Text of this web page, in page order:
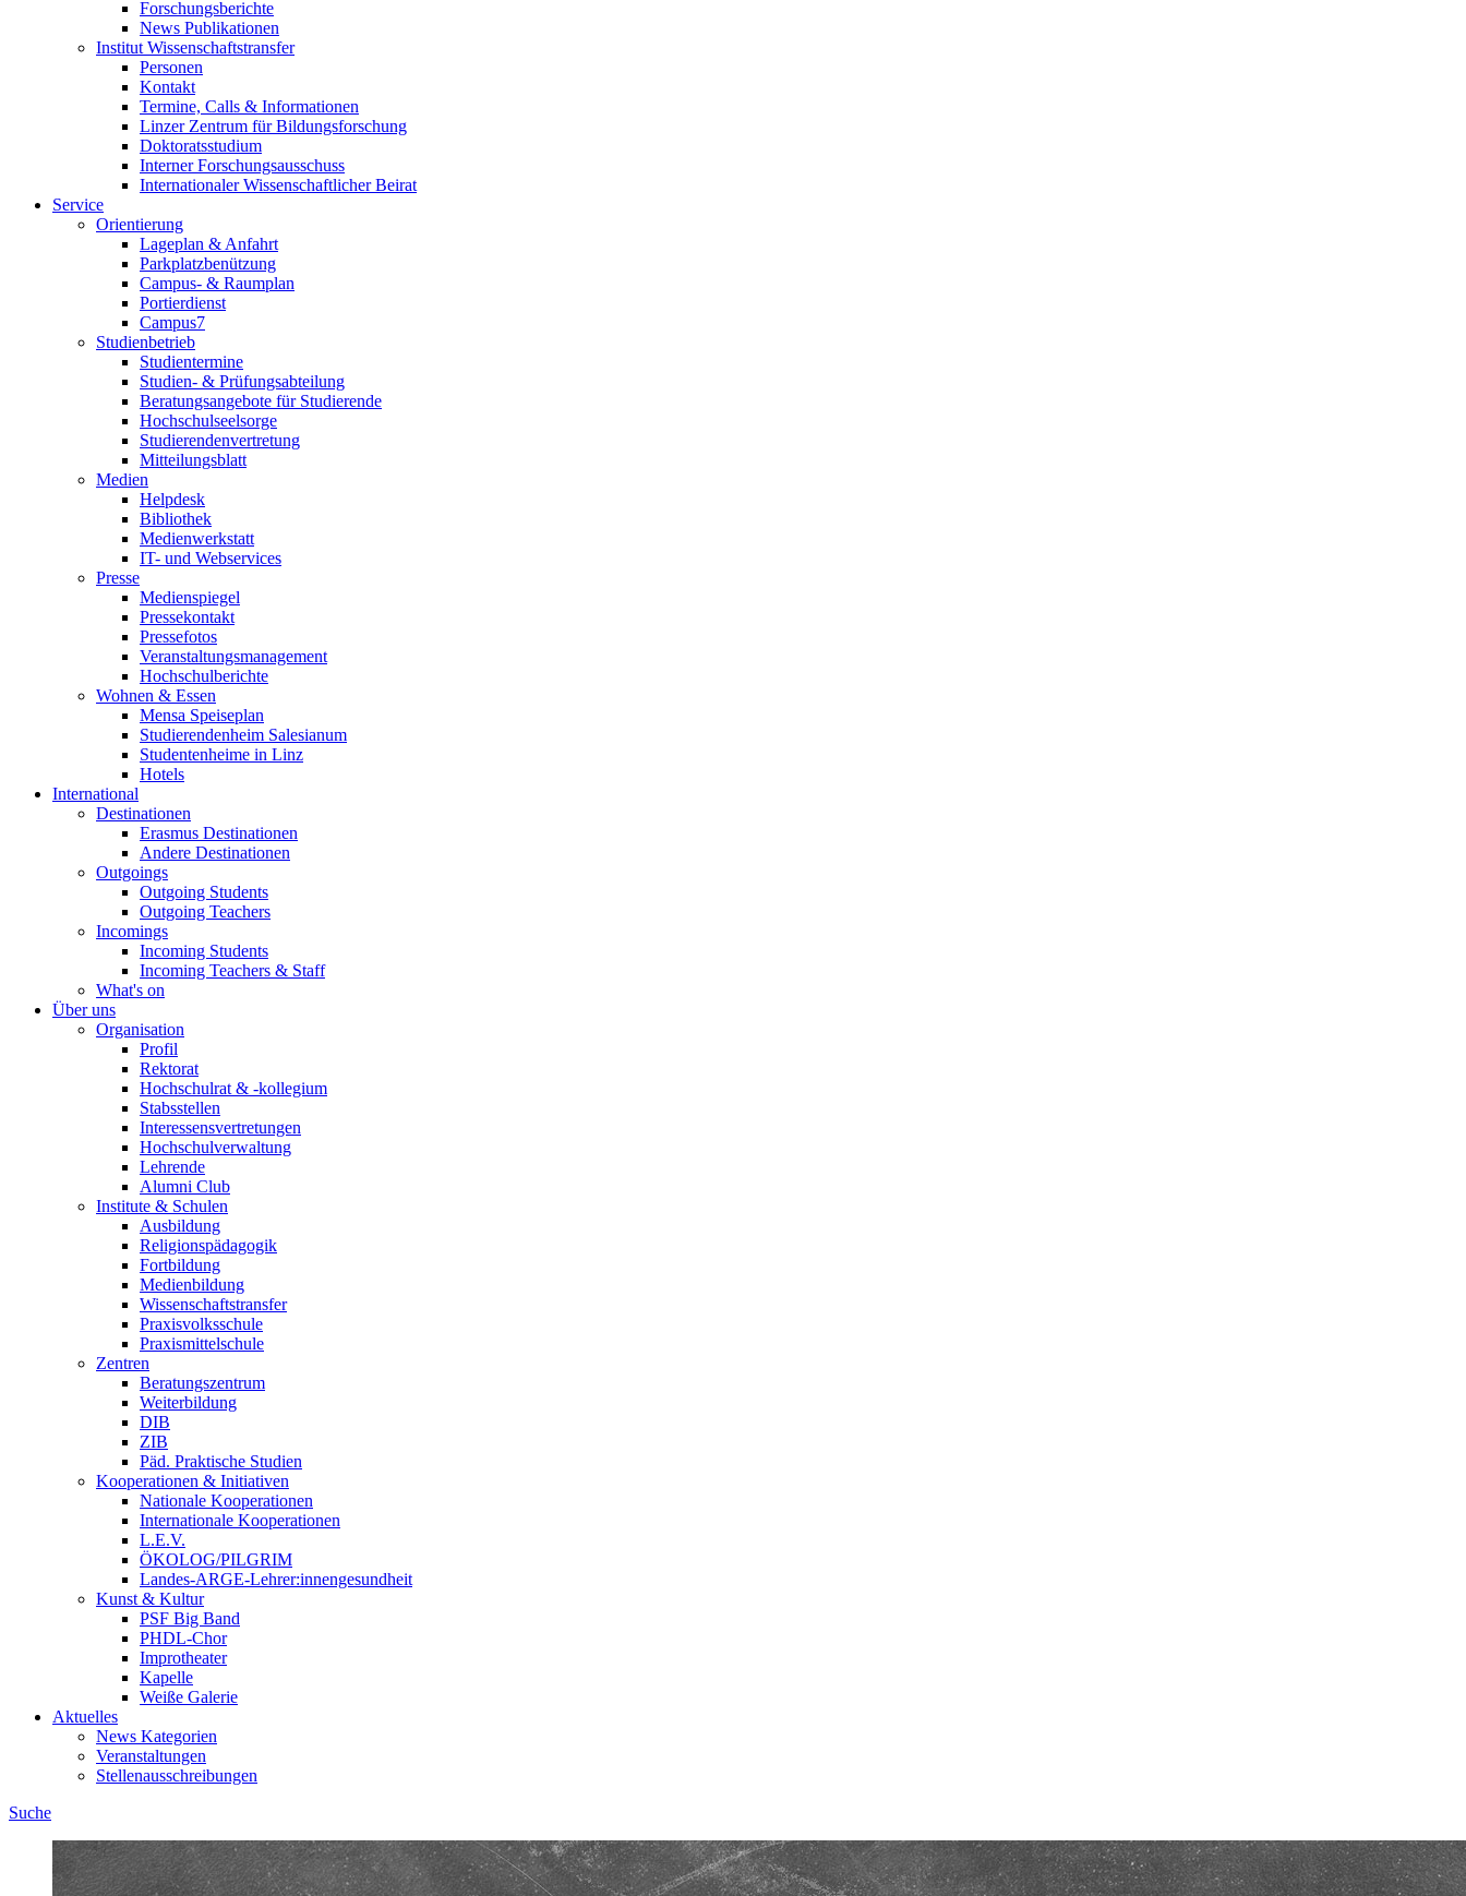
Forschungsberichte
News Publikationen
Institut Wissenschaftstransfer
Personen
Kontakt
Termine, Calls & Informationen
Linzer Zentrum für Bildungsforschung
Doktoratsstudium
Interner Forschungsausschuss
Internationaler Wissenschaftlicher Beirat
Service
Orientierung
Lageplan & Anfahrt
Parkplatzbenützung
Campus- & Raumplan
Portierdienst
Campus7
Studienbetrieb
Studientermine
Studien- & Prüfungsabteilung
Beratungsangebote für Studierende
Hochschulseelsorge
Studierendenvertretung
Mitteilungsblatt
Medien
Helpdesk
Bibliothek
Medienwerkstatt
IT- und Webservices
Presse
Medienspiegel
Pressekontakt
Pressefotos
Veranstaltungsmanagement
Hochschulberichte
Wohnen & Essen
Mensa Speiseplan
Studierendenheim Salesianum
Studentenheime in Linz
Hotels
International
Destinationen
Erasmus Destinationen
Andere Destinationen
Outgoings
Outgoing Students
Outgoing Teachers
Incomings
Incoming Students
Incoming Teachers & Staff
What's on
Über uns
Organisation
Profil
Rektorat
Hochschulrat & -kollegium
Stabsstellen
Interessensvertretungen
Hochschulverwaltung
Lehrende
Alumni Club
Institute & Schulen
Ausbildung
Religionspädagogik
Fortbildung
Medienbildung
Wissenschaftstransfer
Praxisvolksschule
Praxismittelschule
Zentren
Beratungszentrum
Weiterbildung
DIB
ZIB
Päd. Praktische Studien
Kooperationen & Initiativen
Nationale Kooperationen
Internationale Kooperationen
L.E.V.
ÖKOLOG/PILGRIM
Landes-ARGE-Lehrer:innengesundheit
Kunst & Kultur
PSF Big Band
PHDL-Chor
Improtheater
Kapelle
Weiße Galerie
Aktuelles
News Kategorien
Veranstaltungen
Stellenausschreibungen
Suche